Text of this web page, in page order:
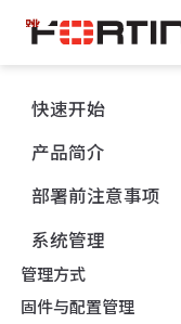
跳
至
主
內
容
快速开始
产品简介
部署前注意事项
系统管理
管理方式
固件与配置管理